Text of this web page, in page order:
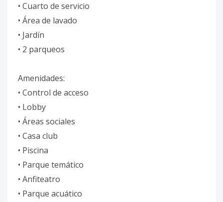
• Cuarto de servicio
• Área de lavado
• Jardín
• 2 parqueos
Amenidades:
• Control de acceso
• Lobby
• Áreas sociales
• Casa club
• Piscina
• Parque temático
• Anfiteatro
• Parque acuático